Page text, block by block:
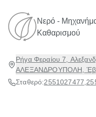
Νερό -
Καθαρισμού
Ρήγα Φεραίου 7,
ΑΛΕΞΑΝΔΡΟΥΠΟΛΗ,
Σταθερό:2551027477,